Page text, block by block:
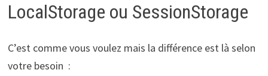
LocalStorage ou SessionStorage
C’est comme vous voulez mais la différence est là selon
votre besoin :